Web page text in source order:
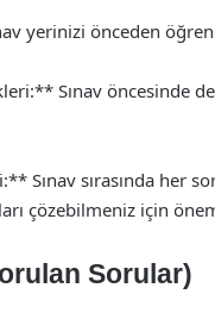
yerinizi önceden
Sınav öncesinde
Sınav sırasında her
çözebilmeniz için
Sorular)